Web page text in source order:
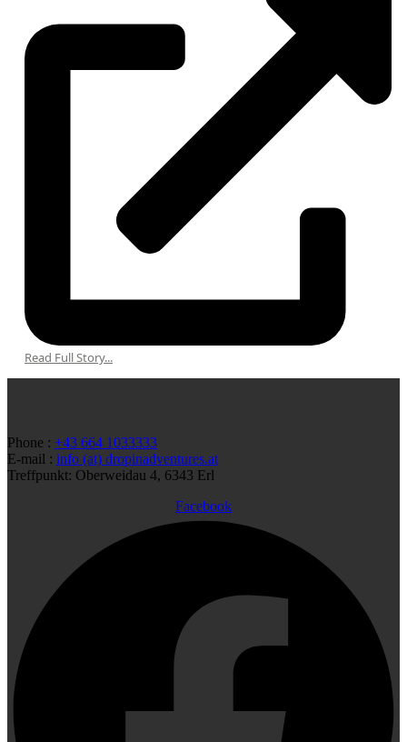
Read Full Story...
Phone : +43 664 1033333
E-mail : info (at) dropinadventures.at
Treffpunkt: Oberweidau 4, 6343 Erl
Facebook